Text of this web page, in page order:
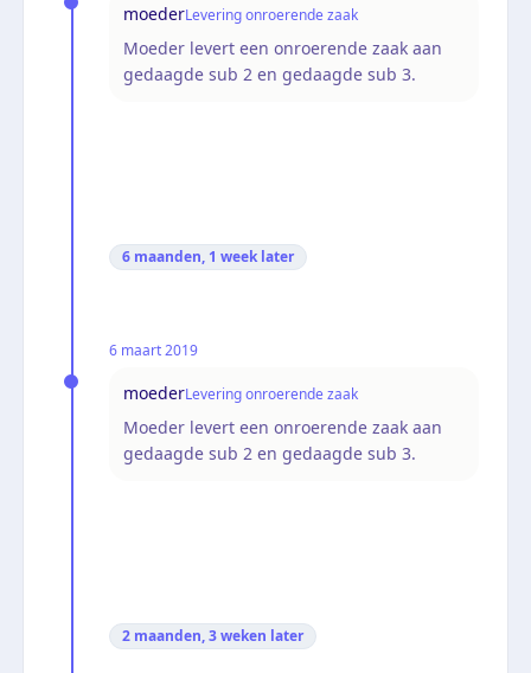
moederLevering onroerende zaak
Moeder levert een onroerende zaak aan
gedaagde sub 2 en gedaagde sub 3.
6 maanden, 1 week later
6 maart 2019
moederLevering onroerende zaak
Moeder levert een onroerende zaak aan
gedaagde sub 2 en gedaagde sub 3.
2 maanden, 3 weken later